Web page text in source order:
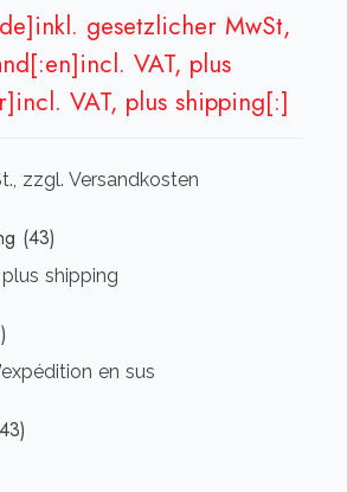
gesetzlicher MwSt,
VAT, plus
VAT, plus shipping[:]
zzgl. Versandkosten
(43)
plus shipping
en sus